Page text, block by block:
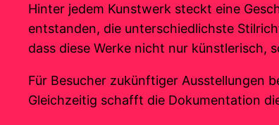
Hinter jedem Kunstwerk steckt eine
entstanden, die unterschiedlichste
dass diese Werke nicht nur künstlerisch,
Für Besucher zukünftiger Ausstellungen
Gleichzeitig schafft die Dokumentation